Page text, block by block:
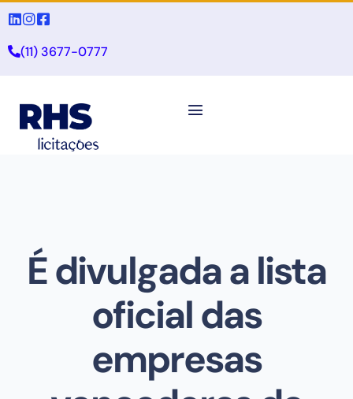
(11) 3677-0777
É divulgada a lista
oficial das
empresas